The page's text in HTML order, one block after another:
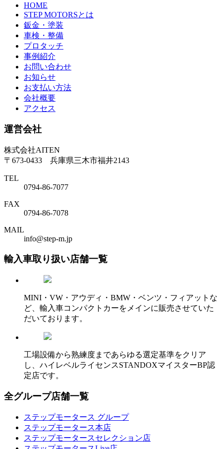
HOME
STEP MOTORSとは
鈑金・塗装
車検・整備
プロタッチ
事例紹介
お問い合わせ
お知らせ
お支払い方法
会社概要
アクセス
運営会社
株式会社AITEN
〒673-0433 兵庫県三木市福井2143
TEL
0794-86-7077
FAX
0794-86-7078
MAIL
info@step-m.jp
輸入車取り扱い店舗一覧
MINI・VW・アウディ・BMW・ベンツ・フィアットな
ど、輸入車コンパクトカーをメインに販売させていた
だいております。
工場設備から熟練度まであらゆる選定基準をクリア
し、ハイレベルライセンスSTANDOXマイスターBP認
定店です。
全グループ店舗一覧
ステップモータース グループ
ステップモータース本店
ステップモータースセレクション店